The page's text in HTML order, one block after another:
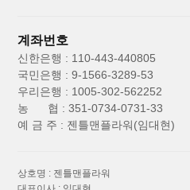
계좌번호
신한은행 : 110-443-440805
국민은행 : 9-1566-3289-53
우리은행 : 1005-302-562252
농 협 : 351-0734-0731-33
예 금 주 : 젠틀맨플라워(임대현)
상호명 : 젠틀맨플라워